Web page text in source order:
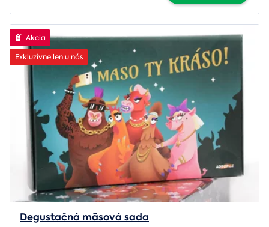
Akcia
Exkluzívne len u nás
Degustačná mäsová sada